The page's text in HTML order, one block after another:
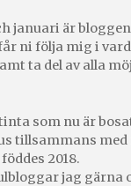
januari är bloggen
ni följa mig i
ta del av alla
som nu är
tillsammans med
2018.
jag gärna